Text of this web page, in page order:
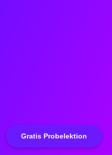
Gratis Probelektion